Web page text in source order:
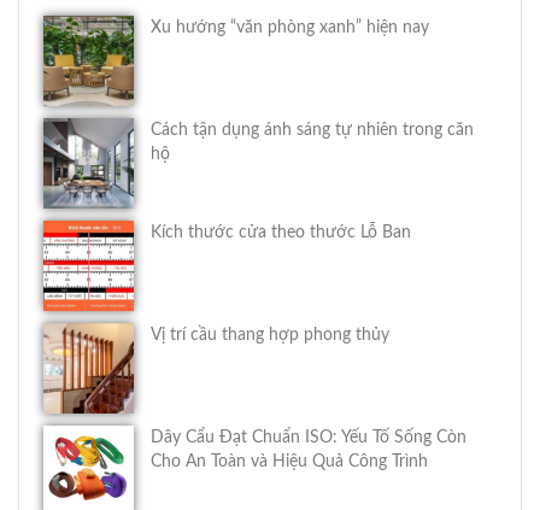
Xu hướng “văn phòng xanh” hiện nay
Cách tận dụng ánh sáng tự nhiên trong căn
hộ
Kích thước cửa theo thước Lỗ Ban
Vị trí cầu thang hợp phong thủy
Dây Cẩu Đạt Chuẩn ISO: Yếu Tố Sống Còn
Cho An Toàn và Hiệu Quả Công Trình